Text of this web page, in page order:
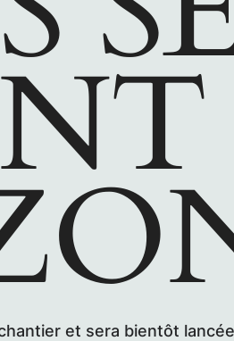
et sera bientôt